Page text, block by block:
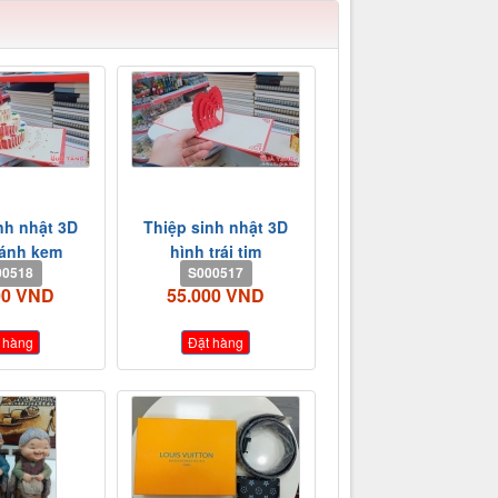
nhật 3D
kem
VND
Thiệp sinh nhật 3D
hình trái tim
S000517
55.000 VND
Đặt hàng